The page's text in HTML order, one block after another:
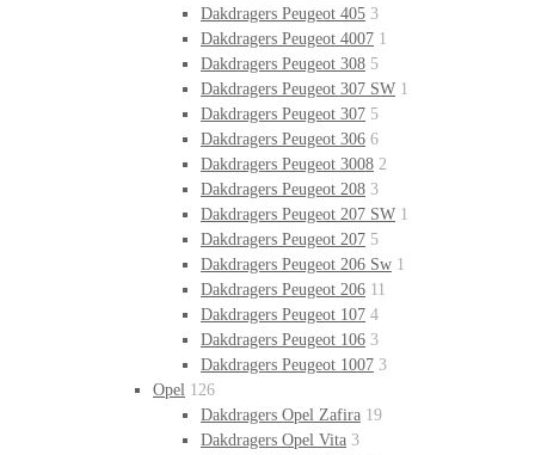
Dakdragers Peugeot 405 3
Dakdragers Peugeot 4007 1
Dakdragers Peugeot 308 5
Dakdragers Peugeot 307 SW 1
Dakdragers Peugeot 307 5
Dakdragers Peugeot 306 6
Dakdragers Peugeot 3008 2
Dakdragers Peugeot 208 3
Dakdragers Peugeot 207 SW 1
Dakdragers Peugeot 207 5
Dakdragers Peugeot 206 Sw 1
Dakdragers Peugeot 206 11
Dakdragers Peugeot 107 4
Dakdragers Peugeot 106 3
Dakdragers Peugeot 1007 3
Opel 126
Dakdragers Opel Zafira 19
Dakdragers Opel Vita 3